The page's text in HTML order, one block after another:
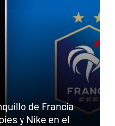
de Francia
y Nike en el